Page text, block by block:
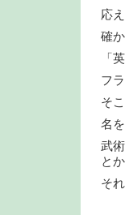
応
確
「
フ
そ
名
武
とか
そ